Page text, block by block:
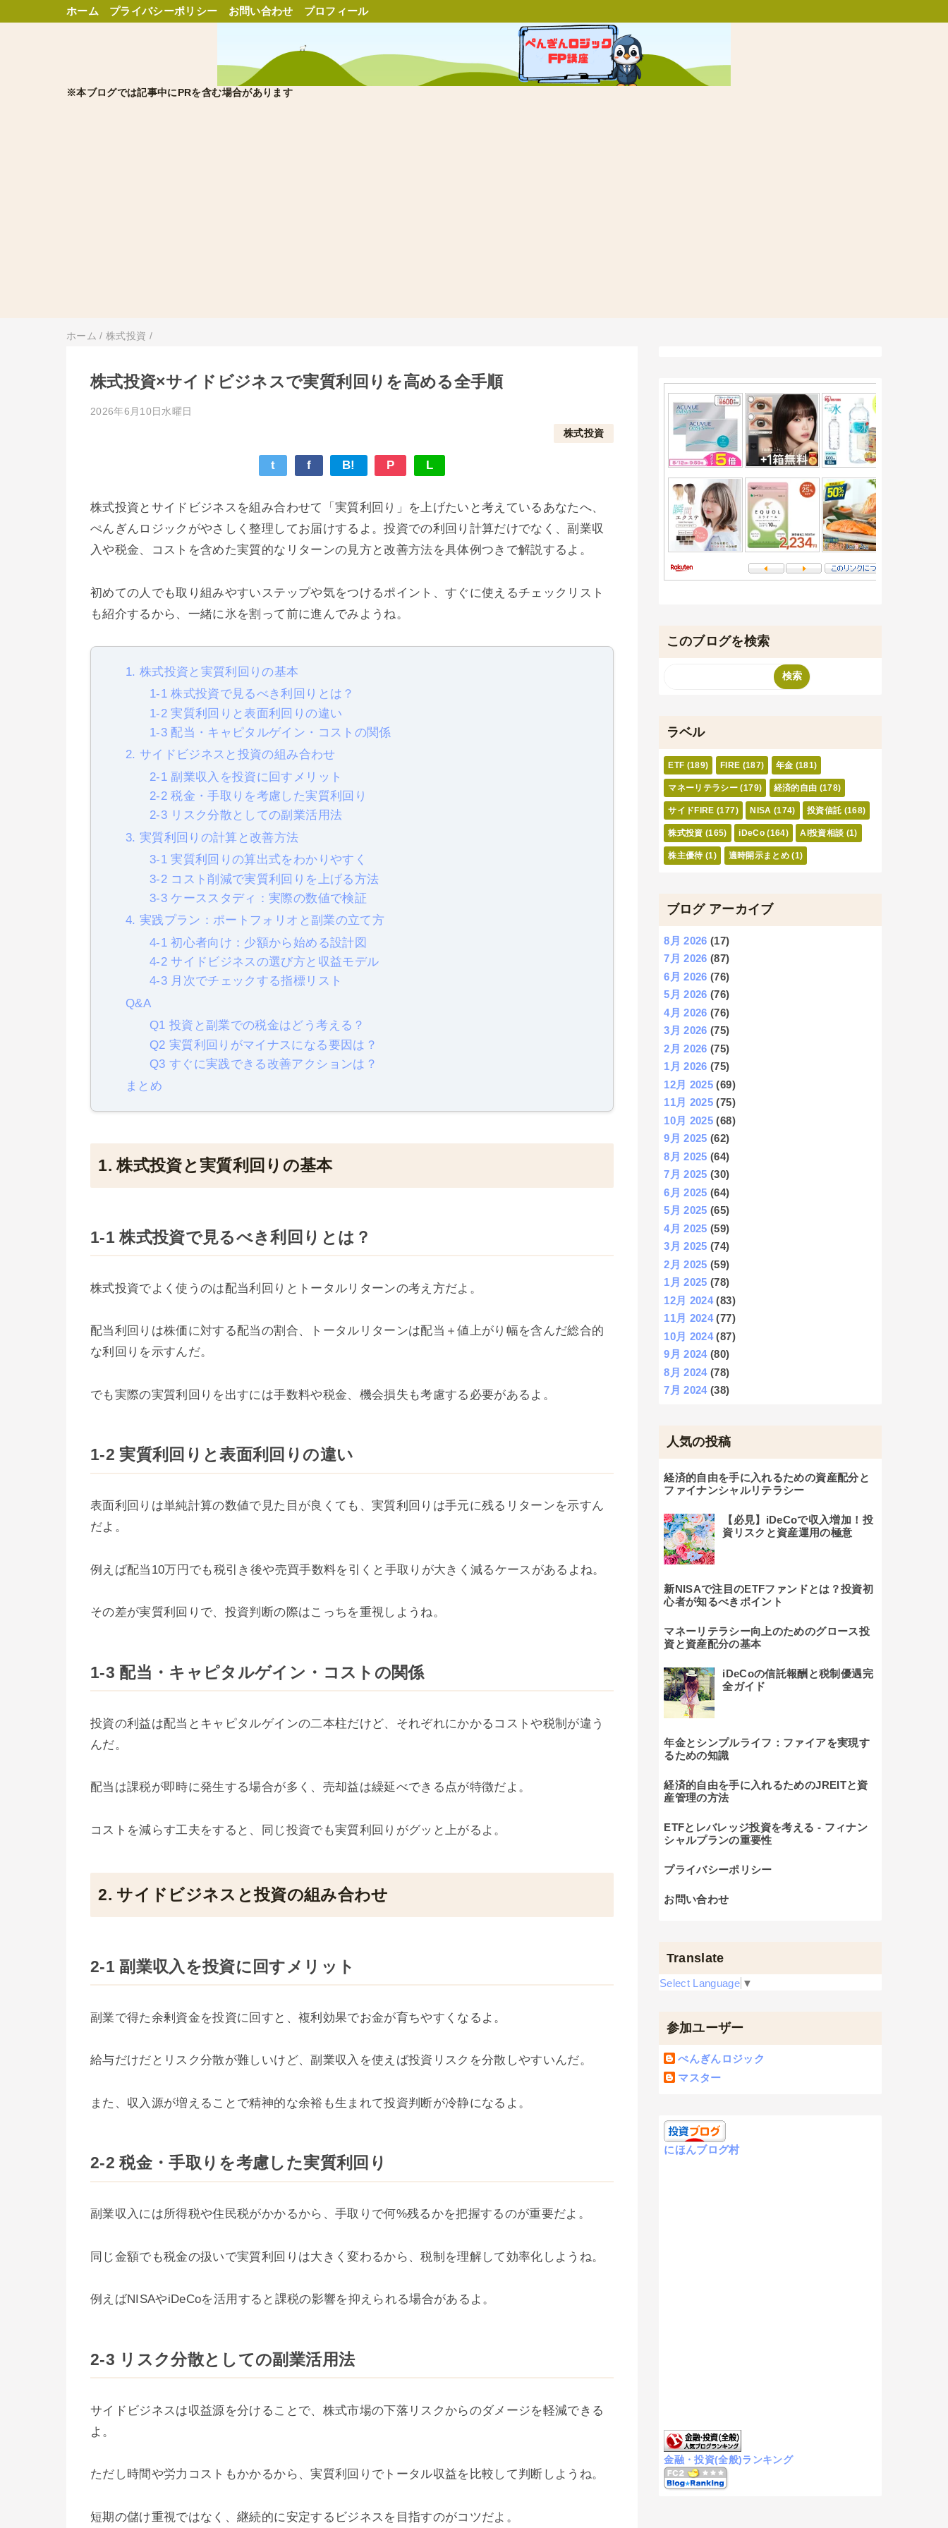
ホーム プライバシーポリシー お問い合わせ プロフィール
※本ブログでは記事中にPRを含む場合があります
ホーム /株式投資 /
株式投資×サイドビジネスで実質利回りを高める全手順
2026年6月10日水曜日
株式投資
t f B! P L
株式投資とサイドビジネスを組み合わせて「実質利回り」を上げたいと考えているあなたへ、
ぺんぎんロジックがやさしく整理してお届けするよ。投資での利回り計算だけでなく、副業収
入や税金、コストを含めた実質的なリターンの見方と改善方法を具体例つきで解説するよ。
初めての人でも取り組みやすいステップや気をつけるポイント、すぐに使えるチェックリスト
も紹介するから、一緒に氷を割って前に進んでみようね。
1. 株式投資と実質利回りの基本
1-1 株式投資で見るべき利回りとは？
1-2 実質利回りと表面利回りの違い
1-3 配当・キャピタルゲイン・コストの関係
2. サイドビジネスと投資の組み合わせ
2-1 副業収入を投資に回すメリット
2-2 税金・手取りを考慮した実質利回り
2-3 リスク分散としての副業活用法
3. 実質利回りの計算と改善方法
3-1 実質利回りの算出式をわかりやすく
3-2 コスト削減で実質利回りを上げる方法
3-3 ケーススタディ：実際の数値で検証
4. 実践プラン：ポートフォリオと副業の立て方
4-1 初心者向け：少額から始める設計図
4-2 サイドビジネスの選び方と収益モデル
4-3 月次でチェックする指標リスト
Q&A
Q1 投資と副業での税金はどう考える？
Q2 実質利回りがマイナスになる要因は？
Q3 すぐに実践できる改善アクションは？
まとめ
1. 株式投資と実質利回りの基本
1-1 株式投資で見るべき利回りとは？
株式投資でよく使うのは配当利回りとトータルリターンの考え方だよ。
配当利回りは株価に対する配当の割合、トータルリターンは配当＋値上がり幅を含んだ総合的
な利回りを示すんだ。
でも実際の実質利回りを出すには手数料や税金、機会損失も考慮する必要があるよ。
1-2 実質利回りと表面利回りの違い
表面利回りは単純計算の数値で見た目が良くても、実質利回りは手元に残るリターンを示すん
だよ。
例えば配当10万円でも税引き後や売買手数料を引くと手取りが大きく減るケースがあるよね。
その差が実質利回りで、投資判断の際はこっちを重視しようね。
1-3 配当・キャピタルゲイン・コストの関係
投資の利益は配当とキャピタルゲインの二本柱だけど、それぞれにかかるコストや税制が違う
んだ。
配当は課税が即時に発生する場合が多く、売却益は繰延べできる点が特徴だよ。
コストを減らす工夫をすると、同じ投資でも実質利回りがグッと上がるよ。
2. サイドビジネスと投資の組み合わせ
2-1 副業収入を投資に回すメリット
副業で得た余剰資金を投資に回すと、複利効果でお金が育ちやすくなるよ。
給与だけだとリスク分散が難しいけど、副業収入を使えば投資リスクを分散しやすいんだ。
また、収入源が増えることで精神的な余裕も生まれて投資判断が冷静になるよ。
2-2 税金・手取りを考慮した実質利回り
副業収入には所得税や住民税がかかるから、手取りで何%残るかを把握するのが重要だよ。
同じ金額でも税金の扱いで実質利回りは大きく変わるから、税制を理解して効率化しようね。
例えばNISAやiDeCoを活用すると課税の影響を抑えられる場合があるよ。
2-3 リスク分散としての副業活用法
サイドビジネスは収益源を分けることで、株式市場の下落リスクからのダメージを軽減できる
よ。
ただし時間や労力コストもかかるから、実質利回りでトータル収益を比較して判断しようね。
短期の儲け重視ではなく、継続的に安定するビジネスを目指すのがコツだよ。
このブログを検索
ラベル
ETF (189) FIRE (187) 年金 (181)
マネーリテラシー (179) 経済的自由 (178)
サイドFIRE (177) NISA (174) 投資信託 (168)
株式投資 (165) iDeCo (164) AI投資相談 (1)
株主優待 (1) 適時開示まとめ (1)
ブログ アーカイブ
8月 2026 (17)
7月 2026 (87)
6月 2026 (76)
5月 2026 (76)
4月 2026 (76)
3月 2026 (75)
2月 2026 (75)
1月 2026 (75)
12月 2025 (69)
11月 2025 (75)
10月 2025 (68)
9月 2025 (62)
8月 2025 (64)
7月 2025 (30)
6月 2025 (64)
5月 2025 (65)
4月 2025 (59)
3月 2025 (74)
2月 2025 (59)
1月 2025 (78)
12月 2024(83)
11月 2024(77)
10月 2024(87)
9月 2024(80)
8月 2024(78)
7月 2024(38)
人気の投稿
経済的自由を手に入れるための資産配分と
ファイナンシャルリテラシー
【必見】iDeCoで収入増加！投
資リスクと資産運用の極意
新NISAで注目のETFファンドとは？投資初
心者が知るべきポイント
マネーリテラシー向上のためのグロース投
資と資産配分の基本
iDeCoの信託報酬と税制優遇完
全ガイド
年金とシンプルライフ：ファイアを実現す
るための知識
経済的自由を手に入れるためのJREITと資
産管理の方法
ETFとレバレッジ投資を考える - フィナン
シャルプランの重要性
プライバシーポリシー
お問い合わせ
Translate
Select Language ▼
参加ユーザー
ぺんぎんロジック
マスター
にほんブログ村
金融・投資(全般)ランキング